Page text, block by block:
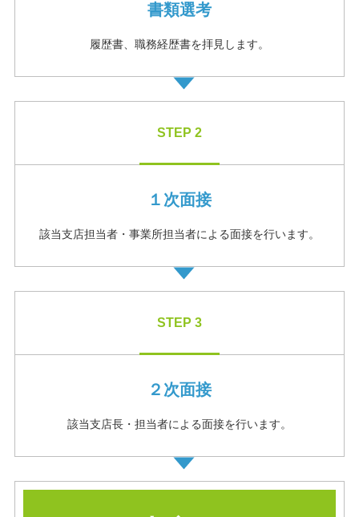
書類選考
履歴書、職務経歴書を拝見します。
STEP 2
１次面接
該当支店担当者・事業所担当者による⾯接を行います。
STEP 3
２次面接
該当支店長・担当者による⾯接を⾏います。